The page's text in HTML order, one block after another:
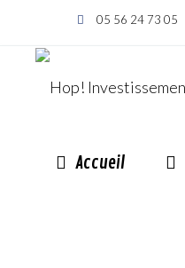
05 56 24 73 05
Accueil